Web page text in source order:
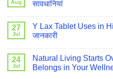
Aug सावधानियां
27
Jul
Y Lax Tablet Uses in
जानकारी
24
Jul
Natural Living Starts
Belongs in Your